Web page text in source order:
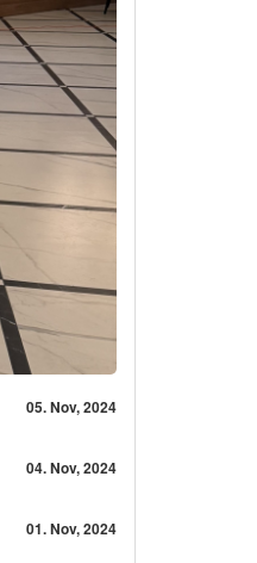
05. Nov, 2024
04. Nov, 2024
01. Nov, 2024